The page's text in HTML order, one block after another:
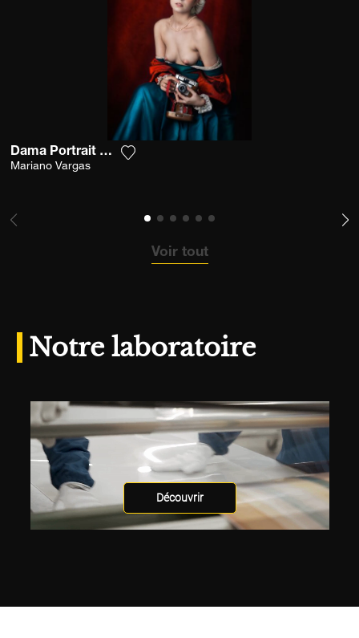
Dama Portrait With Camera
Mariano Vargas
Voir tout
Notre laboratoire
Découvrir